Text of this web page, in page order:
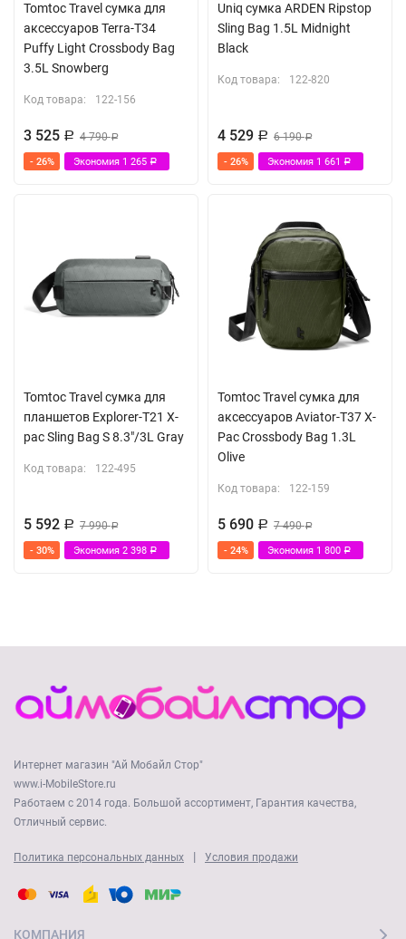
Tomtoc Travel сумка для
аксессуаров Terra-T34
Puffy Light Crossbody Bag
3.5L Snowberg
Код товара: 122-156
3 525 Р 4 790Р
- 26% Экономия 1 265 Р
Uniq сумка ARDEN Ripstop
Sling Bag 1.5L Midnight
Black
Код товара: 122-820
4 529 Р 6 190Р
- 26% Экономия 1 661 Р
Tomtoc Travel сумка для
планшетов Explorer-T21 X-
pac Sling Bag S 8.3"/3L Gray
Код товара: 122-495
5 592 Р 7 990Р
- 30% Экономия 2 398 Р
Tomtoc Travel сумка для
аксессуаров Aviator-T37 X-
Pac Crossbody Bag 1.3L
Olive
Код товара: 122-159
5 690 Р 7 490Р
- 24% Экономия 1 800 Р
Интернет магазин "Ай Мобайл Стор"
www.i-MobileStore.ru
Работаем с 2014 года. Большой ассортимент, Гарантия качества,
Отличный сервис.
Политика персональных данных | Условия продажи
КОМПАНИЯ